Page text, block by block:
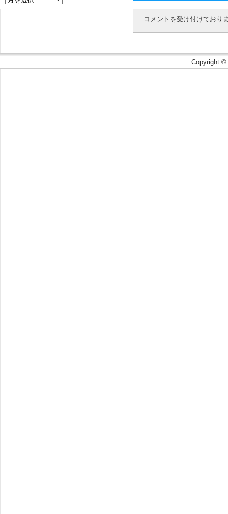
コメントを受け付けており
Copyright ©